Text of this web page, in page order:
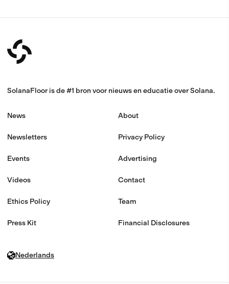
SolanaFloor is de #1 bron voor nieuws en educatie over Solana.
News
Newsletters
Events
Videos
Ethics Policy
Press Kit
About
Privacy Policy
Advertising
Contact
Team
Financial Disclosures
Nederlands